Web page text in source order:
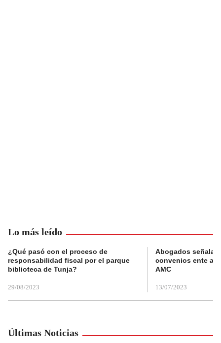
Lo más leído
¿Qué pasó con el proceso de
responsabilidad fiscal por el parque
biblioteca de Tunja?
29/08/2023
Abogados
convenios ente
AMC
13/07/2023
Últimas Noticias